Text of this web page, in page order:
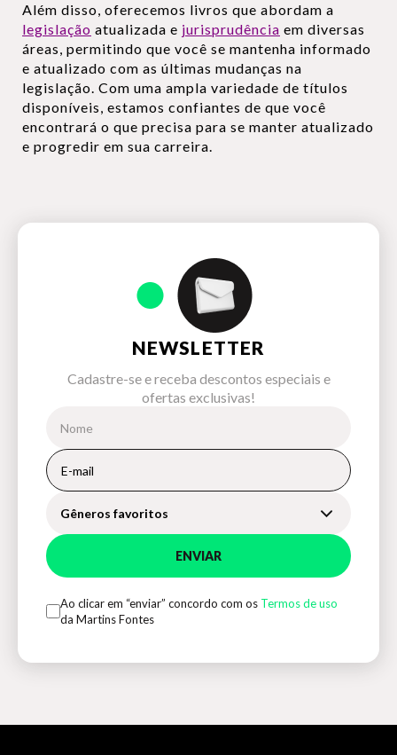
Além disso, oferecemos livros que abordam a
legislação atualizada e jurisprudência em diversas
áreas, permitindo que você se mantenha informado
e atualizado com as últimas mudanças na
legislação. Com uma ampla variedade de títulos
disponíveis, estamos confiantes de que você
encontrará o que precisa para se manter atualizado
e progredir em sua carreira.
NEWSLETTER
Cadastre-se e receba descontos especiais e
ofertas exclusivas!
Gêneros favoritos
ENVIAR
Ao clicar em “enviar” concordo com os Termos de uso
da Martins Fontes